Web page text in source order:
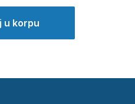
u korpu